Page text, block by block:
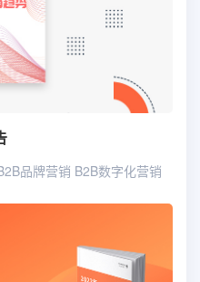
品牌营销 B2B数字化营销